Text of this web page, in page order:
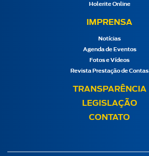
Holerite Online
IMPRENSA
Notícias
Agenda de Eventos
Fotos e Vídeos
Revista Prestação de Contas
TRANSPARÊNCIA
LEGISLAÇÃO
CONTATO